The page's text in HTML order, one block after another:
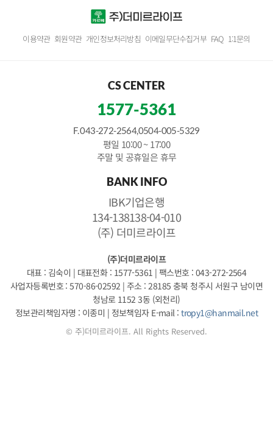
이용약관 회원약관 개인정보처리방침 이메일무단수집거부 FAQ 1:1문의
CS CENTER
1577-5361
F. 043-272-2564,0504-005-5329
평일 10:00 ~ 17:00
주말 및 공휴일은 휴무
BANK INFO
IBK기업은행
134-138138-04-010
(주) 더미르라이프
(주)더미르라이프
대표 : 김숙이 | 대표전화 : 1577-5361 | 팩스번호 : 043-272-2564
사업자등록번호 : 570-86-02592 | 주소 : 28185 충북 청주시 서원구 남이면
청남로 1152 3동 (외천리)
정보관리책임자명 : 이종미 | 정보책임자 E-mail :tropy1@hanmail.net
© 주)더미르라이프. All Rights Reserved.